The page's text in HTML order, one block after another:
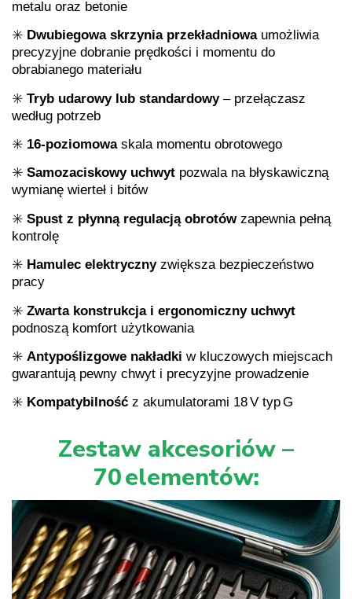
metalu oraz betonie
✳️ Dwubiegowa skrzynia przekładniowaumożliwia
precyzyjne dobranie prędkości i momentu do
obrabianego materiału
✳️ Tryb udarowy lub standardowy– przełączasz
według potrzeb
✳️ 16‑poziomowaskala momentu obrotowego
✳️ Samozaciskowy uchwyt pozwala na błyskawiczną
wymianę wierteł i bitów
✳️ Spust z płynną regulacją obrotówzapewnia pełną
kontrolę
✳️ Hamulec elektrycznyzwiększa bezpieczeństwo
pracy
✳️ Zwarta konstrukcja i ergonomiczny uchwyt
podnoszą komfort użytkowania
✳️ Antypoślizgowe nakładki w kluczowych miejscach
gwarantują pewny chwyt i precyzyjne prowadzenie
✳️ Kompatybilność z akumulatorami 18 V typ G
Zestaw akcesoriów –
70 elementów: